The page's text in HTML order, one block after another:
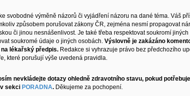
svobodné výměně názorů či vyjádření názoru na dané téma. Váš
způsobem porušovat zákony ČR, zejména nesmí propagovat
či jinou nesnášenlivost. Je také třeba respektovat soukromí jiných
soukromé údaje o jiných osobách. Výslovně je zakázáno
lékařský předpis. Redakce si vyhrazuje právo bez předchozího
které porušují výše uvedená pravidla.
nevkládejte dotazy ohledně zdravotního stavu, pokud
sekci PORADNA. Děkujeme za pochopení.